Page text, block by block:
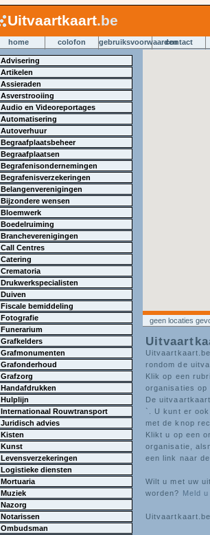
Uitvaartkaart.be
home colofon gebruiksvoorwaardencontact
Advisering
Artikelen
Assieraden
Asverstrooiing
Audio en Videoreportages
Automatisering
Autoverhuur
Begraafplaatsbeheer
Begraafplaatsen
Begrafenisondernemingen
Begrafenisverzekeringen
Belangenverenigingen
Bijzondere wensen
Bloemwerk
Boedelruiming
Brancheverenigingen
Call Centres
Catering
Crematoria
Drukwerkspecialisten
Duiven
Fiscale bemiddeling
Fotografie
Funerarium
Grafkelders
Grafmonumenten
Grafonderhoud
Grafzorg
Handafdrukken
Hulplijn
Internationaal Rouwtransport
Juridisch advies
Kisten
Kunst
Levensverzekeringen
Logistieke diensten
Mortuaria
Muziek
Nazorg
Notarissen
Ombudsman
geen locaties
rondom de
Klik op een
organisaties
De
`. U kunt er
met de knop
Klikt u op een
organisatie,
een link naar
Wilt u met uw
worden? Meld